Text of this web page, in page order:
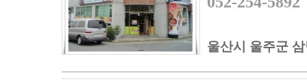
울산시 울주군